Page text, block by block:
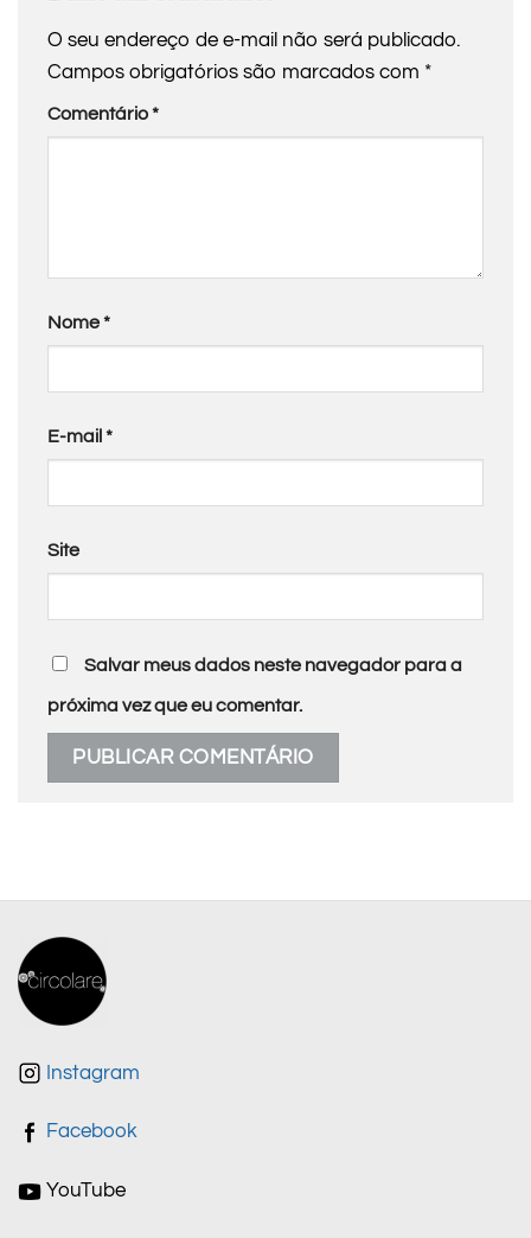
O seu endereço de e-mail não será publicado.
Campos obrigatórios são marcados com *
Comentário*
Nome*
E-mail *
Site
Salvar meus dados neste navegador para a
próxima vez que eu comentar.
Instagram
Facebook
YouTube